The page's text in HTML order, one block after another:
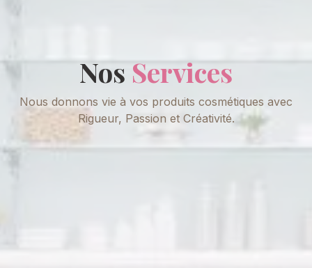
Nos Services
Nous donnons vie à vos produits cosmétiques avec
Rigueur, Passion et Créativité.